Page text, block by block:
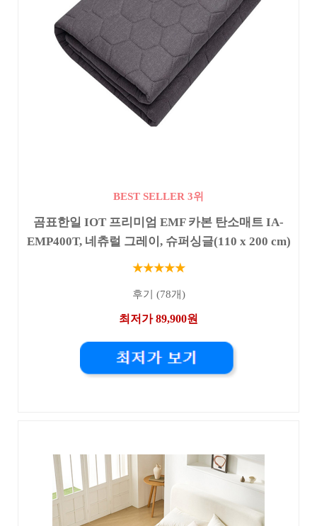
BEST SELLER 3위
곰표한일 IOT 프리미엄 EMF 카본 탄소매트 IA-
EMP400T, 네츄럴 그레이, 슈퍼싱글(110 x 200 cm)
★★★★★
후기 (78개)
최저가 89,900원